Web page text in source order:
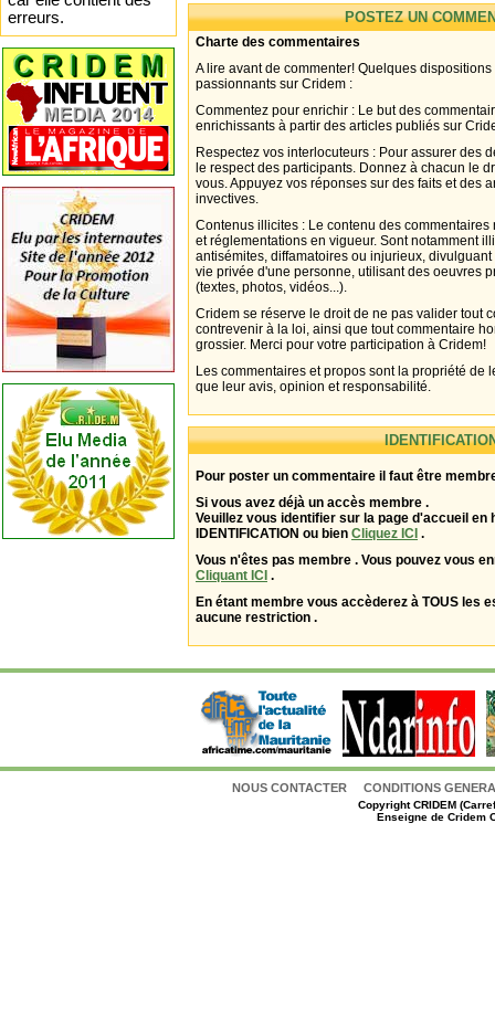
POSTEZ UN
Charte des commentaires
A lire avant de commenter! Quelques
passionnants sur Cridem :
Commentez pour enrichir : Le but des
enrichissants à partir des articles publiés sur
Respectez vos interlocuteurs : Pour assurer des
le respect des participants. Donnez à chacun le
vous. Appuyez vos réponses sur des faits et des
invectives.
Contenus illicites : Le contenu des
et réglementations en vigueur. Sont notamment
antisémites, diffamatoires ou injurieux,
vie privée d'une personne, utilisant des oeuvres
(textes, photos, vidéos...).
Cridem se réserve le droit de ne pas valider tout
contrevenir à la loi, ainsi que tout commentaire
grossier. Merci pour votre participation à Cridem!
Les commentaires et propos sont la propriété de
que leur avis, opinion et responsabilité.
Pour poster un commentaire il faut être
Si vous avez déjà un accès membre .
Veuillez vous identifier sur la page d'accueil en
IDENTIFICATION ou bien Cliquez ICI .
Vous n'êtes pas membre . Vous pouvez vous
Cliquant ICI .
En étant membre vous accèderez à TOUS les
aucune restriction .
NOUS CONTACTER CONDITIONS
CopyrightCRIDEM
Enseigne de Cridem